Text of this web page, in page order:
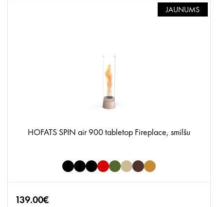
JAUNUMS
HOFATS SPIN air 900 tabletop Fireplace, smilšu
139.00€